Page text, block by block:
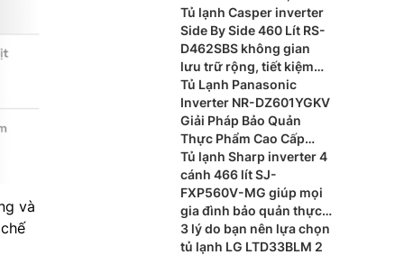
và
Quản Thực Phẩm Tối Ưu
Tủ lạnh Casper inverter
Side By Side 460 Lít RS-
D462SBS không gian
lưu trữ rộng, tiết kiệm
điện hiệu quả ch gia
đình hiện đại
Tủ Lạnh Panasonic
Inverter NR-DZ601YGKV
Giải Pháp Bảo Quản
Thực Phẩm Cao Cấp
Cho Gia Đình Hiện Đại
Tủ lạnh Sharp inverter 4
cánh 466 lít SJ-
FXP560V-MG giúp mọi
gia đình bảo quản thực
phẩm hiện đại cho mọi
gia đình
3 lý do bạn nên lựa chọn
tủ lạnh LG LTD33BLM 2